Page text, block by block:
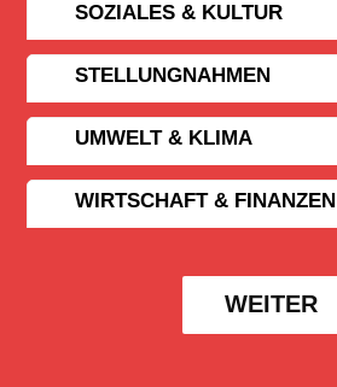
SOZIALES & KULTUR
STELLUNGNAHMEN
UMWELT & KLIMA
WIRTSCHAFT & FINANZEN
WEITER